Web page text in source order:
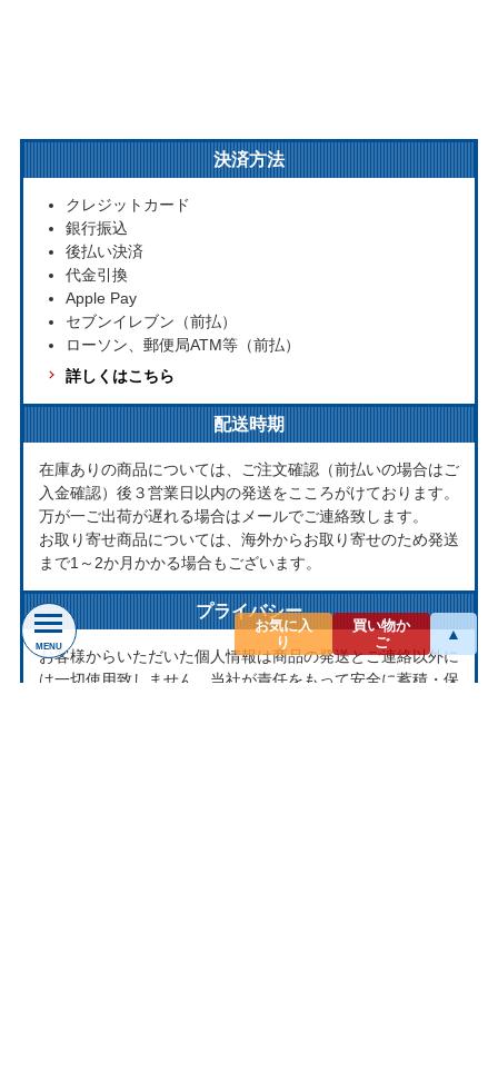
決済方法
クレジットカード
銀行振込
後払い決済
代金引換
Apple Pay
セブンイレブン（前払）
ローソン、郵便局ATM等（前払）
詳しくはこちら
配送時期
在庫ありの商品については、ご注文確認（前払いの場合はご
入金確認）後３営業日以内の発送をこころがけております。
万が一ご出荷が遅れる場合はメールでご連絡致します。
お取り寄せ商品については、海外からお取り寄せのため発送
まで1～2か月かかる場合もございます。
プライバシー
お客様からいただいた個人情報は商品の発送とご連絡以外に
は一切使用致しません。当社が責任をもって安全に蓄積・保
MENU
お気に入
り
買い物か
ご
▲